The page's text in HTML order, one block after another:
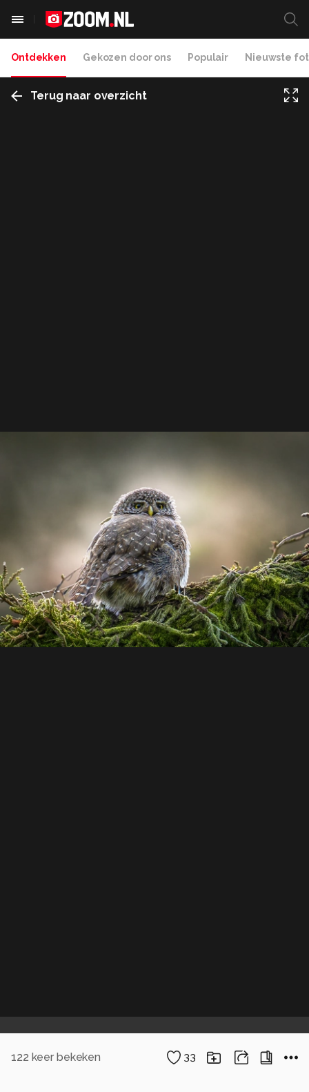
Ontdekken Gekozen door ons Populair Nieuwste
Terug naar overzicht
122 keer bekeken 33